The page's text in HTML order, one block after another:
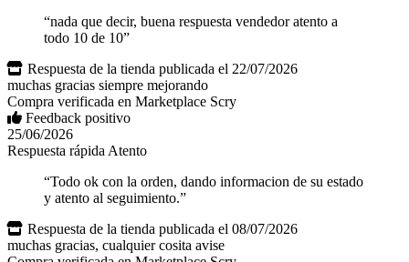
“nada que decir, buena respuesta vendedor atento a
todo 10 de 10”
Respuesta de la tienda publicada el 22/07/2026
muchas gracias siempre mejorando
Compra verificada en Marketplace Scry
Feedback positivo
25/06/2026
Respuesta rápida Atento
“Todo ok con la orden, dando informacion de su estado
y atento al seguimiento.”
Respuesta de la tienda publicada el 08/07/2026
muchas gracias, cualquier cosita avise